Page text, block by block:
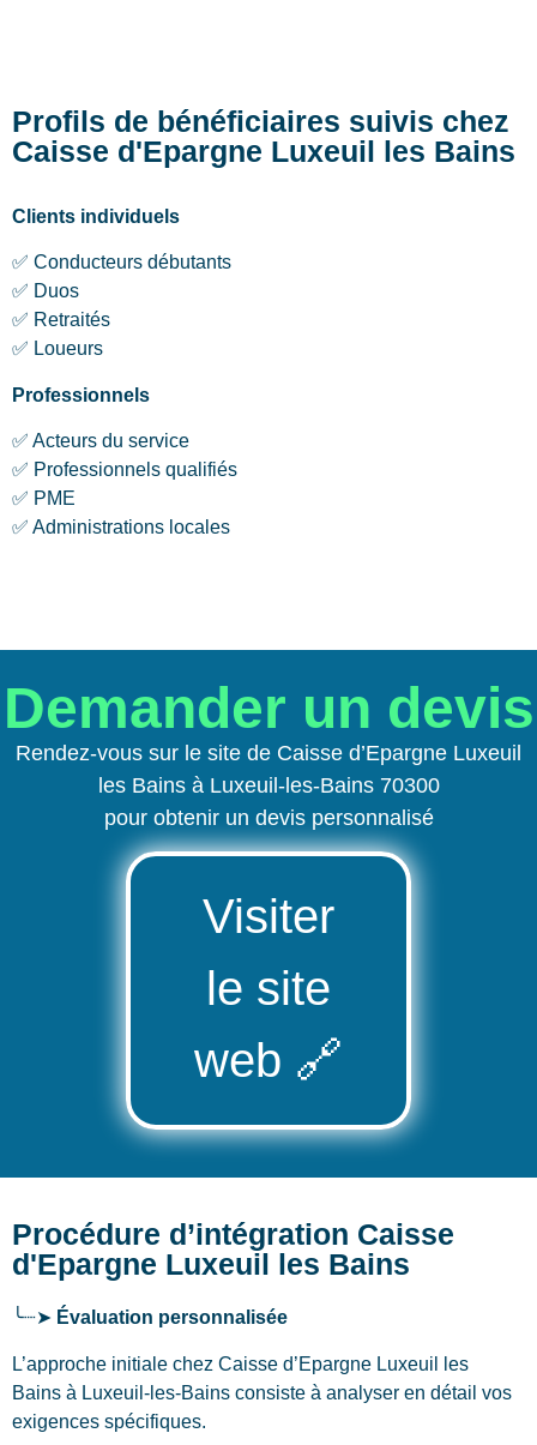
Profils de bénéficiaires suivis chez
Caisse d'Epargne Luxeuil les Bains
Clients individuels
✅ Conducteurs débutants
✅ Duos
✅ Retraités
✅ Loueurs
Professionnels
✅ Acteurs du service
✅ Professionnels qualifiés
✅ PME
✅ Administrations locales
Demander un devis
Rendez-vous sur le site de Caisse d’Epargne Luxeuil
les Bains à Luxeuil-les-Bains 70300
pour obtenir un devis personnalisé
Visiter
le site
web 🔗
Procédure d’intégration Caisse
d'Epargne Luxeuil les Bains
╰┈➤ Évaluation personnalisée
L’approche initiale chez Caisse d’Epargne Luxeuil les
Bains à Luxeuil-les-Bains consiste à analyser en détail vos
exigences spécifiques.